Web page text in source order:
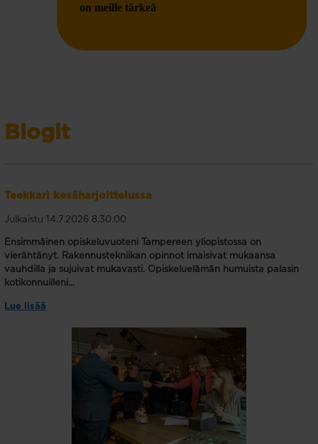
on meille tärkeä
Blogit
Teekkari kesäharjoittelussa
Julkaistu 14.7.2026 8.30.00
Ensimmäinen opiskeluvuoteni Tampereen yliopistossa on
vierähtänyt. Rakennustekniikan opinnot imaisivat mukaansa
vauhdilla ja sujuivat mukavasti. Opiskeluelämän humuista palasin
kotikonnuilleni...
Lue lisää